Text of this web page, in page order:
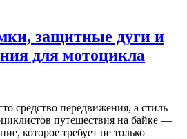
защитные дуги и
для мотоцикла
средство передвижения, а стиль
путешествия на байке —
которое требует не только